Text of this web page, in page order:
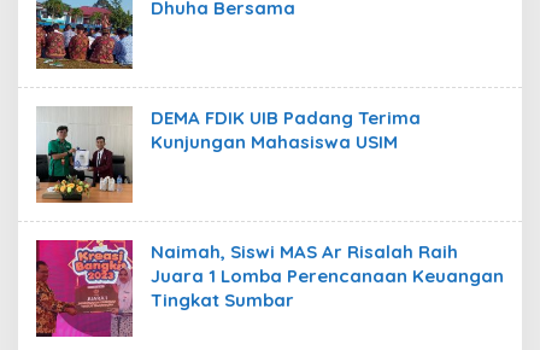
Dhuha Bersama
DEMA FDIK UIB Padang Terima
Kunjungan Mahasiswa USIM
Naimah, Siswi MAS Ar Risalah Raih
Juara 1 Lomba Perencanaan Keuangan
Tingkat Sumbar